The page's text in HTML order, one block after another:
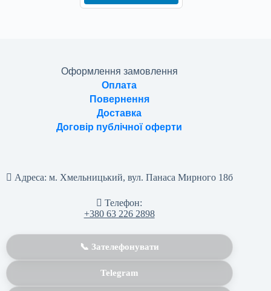
Оформлення замовлення
Оплата
Повернення
Доставка
Договір публічної оферти
Адреса: м. Хмельницький, вул. Панаса Мирного 18б
Телефон:
+380 63 226 2898
📞 Зателефонувати
Telegram